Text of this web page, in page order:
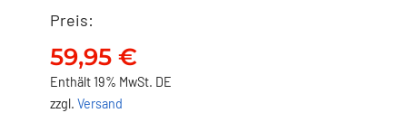
59,95
Preis:
59,95 €
Enthält 19% MwSt. DE
zzgl. Versand